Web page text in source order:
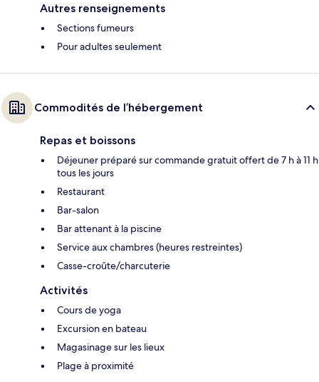
Autres renseignements
Sections fumeurs
Pour adultes seulement
Commodités de l’hébergement
Repas et boissons
Déjeuner préparé sur commande gratuit offert de 7 h à 11 h
tous les jours
Restaurant
Bar-salon
Bar attenant à la piscine
Service aux chambres (heures restreintes)
Casse-croûte/charcuterie
Activités
Cours de yoga
Excursion en bateau
Magasinage sur les lieux
Plage à proximité